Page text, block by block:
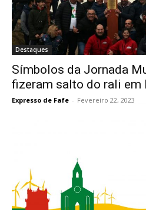
Destaques
Símbolos da Jornada
fizeram salto do rali em
Expresso de Fafe - Fevereiro 22, 2023